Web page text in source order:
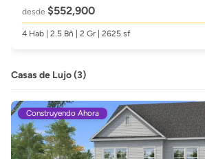
desde $552,900
4 Hab | 2.5 Bñ | 2 Gr | 2625 sf
Casas de Lujo (3)
Construyendo Ahora